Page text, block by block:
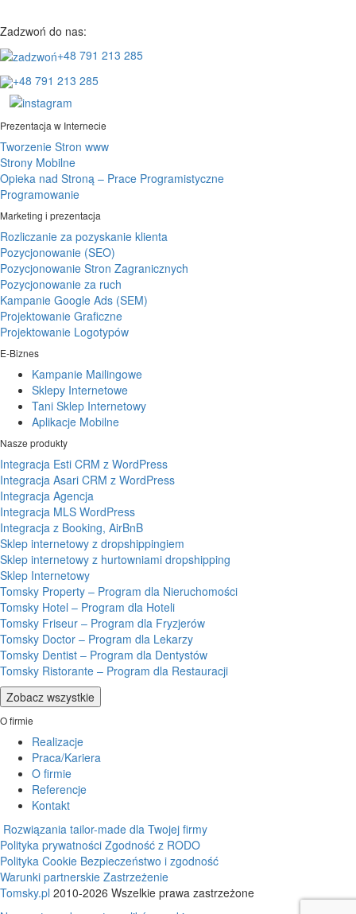
Zadzwoń do nas:
+48 791 213 285
+48 791 213 285
Prezentacja w Internecie
Tworzenie Stron www
Strony Mobilne
Opieka nad Stroną – Prace Programistyczne
Programowanie
Marketing i prezentacja
Rozliczanie za pozyskanie klienta
Pozycjonowanie (SEO)
Pozycjonowanie Stron Zagranicznych
Pozycjonowanie za ruch
Kampanie Google Ads (SEM)
Projektowanie Graficzne
Projektowanie Logotypów
E-Biznes
Kampanie Mailingowe
Sklepy Internetowe
Tani Sklep Internetowy
Aplikacje Mobilne
Nasze produkty
Integracja Esti CRM z WordPress
Integracja Asari CRM z WordPress
Integracja Agencja
Integracja MLS WordPress
Integracja z Booking, AirBnB
Sklep internetowy z dropshippingiem
Sklep internetowy z hurtowniami dropshipping
Sklep Internetowy
Tomsky Property – Program dla Nieruchomości
Tomsky Hotel – Program dla Hoteli
Tomsky Friseur – Program dla Fryzjerów
Tomsky Doctor – Program dla Lekarzy
Tomsky Dentist – Program dla Dentystów
Tomsky Ristorante – Program dla Restauracji
Zobacz wszystkie
O firmie
Realizacje
Praca/Kariera
O firmie
Referencje
Kontakt
Rozwiązania tailor-made dla Twojej firmy
Polityka prywatności Zgodność z RODO
Polityka Cookie Bezpieczeństwo i zgodność
Warunki partnerskie Zastrzeżenie
Tomsky.pl 2010-2026 Wszelkie prawa zastrzeżone